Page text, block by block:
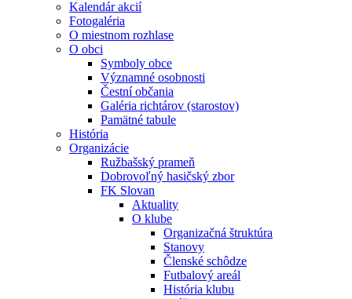
Kalendár akcií
Fotogaléria
O miestnom rozhlase
O obci
Symboly obce
Významné osobnosti
Čestní občania
Galéria richtárov (starostov)
Pamätné tabule
História
Organizácie
Ružbašský prameň
Dobrovoľný hasičský zbor
FK Slovan
Aktuality
O klube
Organizačná štruktúra
Stanovy
Členské schôdze
Futbalový areál
História klubu